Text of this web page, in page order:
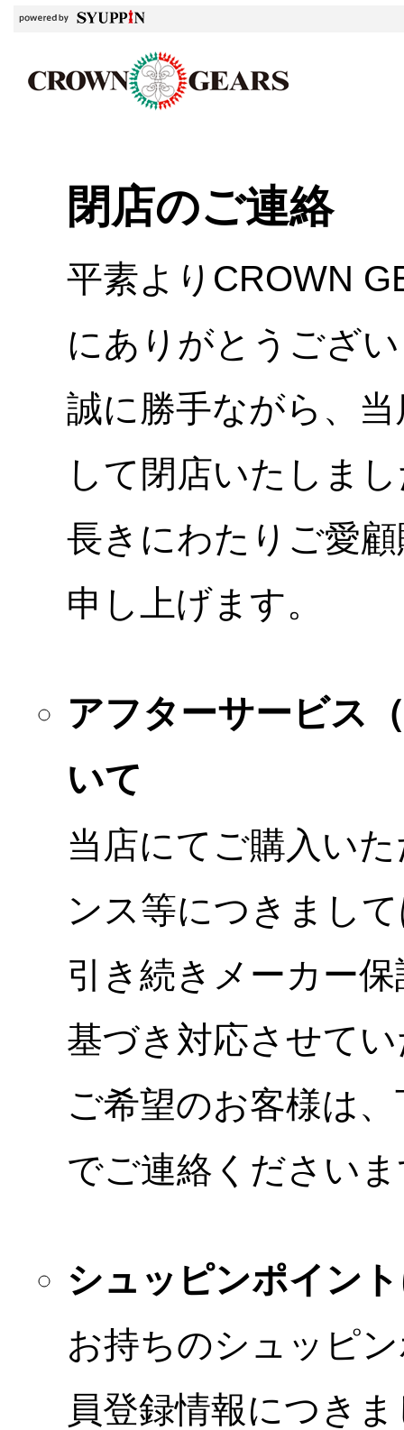
閉店のご連絡
平素よりCROWN
にありがとうござ
誠に勝手ながら、
して閉店いたしま
長きにわたりご愛
申し上げます。
アフターサービス
いて
当店にてご購入い
ンス等につきまし
引き続きメーカー
基づき対応させて
ご希望のお客様は
でご連絡ください
シュッピンポイン
お持ちのシュッピ
員登録情報につき